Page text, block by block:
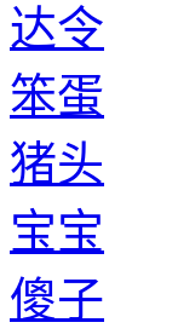
达令
笨蛋
猪头
宝宝
傻子